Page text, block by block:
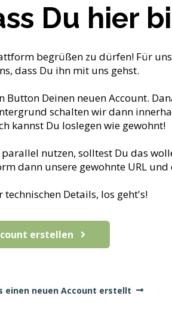
Du hier
begrüßen zu dürfen! Für
dass Du ihn mit uns gehst.
Deinen neuen Account.
schalten wir dann
kannst Du loslegen wie gewohnt!
nutzen, solltest Du das
dann unsere gewohnte URL
technischen Details, los geht's!
erstellen
einen neuen Account erstellt